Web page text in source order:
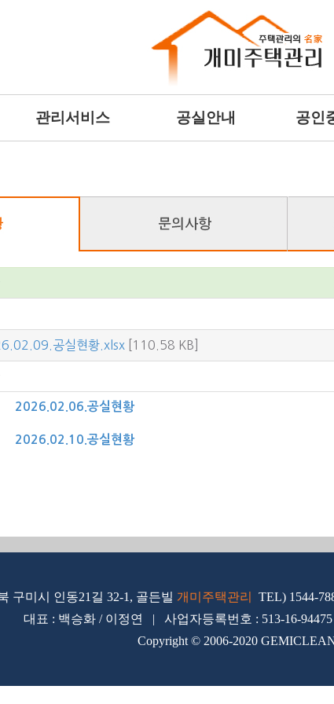
관리서비스 공실안내 공인
공실현황.xlsx [110.58 KB]
2026.02.06.공실현황
2026.02.10.공실현황
구미시 인동21길 32-1, 골든빌 개미주택관리 TEL) 1544-
대표 : 백승화 / 이정연 | 사업자등록번호 : 513-16-
Copyright © 2006-2020